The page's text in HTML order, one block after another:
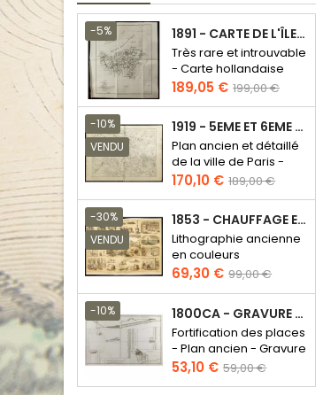
-5% 1891 - CARTE DE L'ÎLE DE BORNÉO
Très rare et introuvable
- Carte hollandaise
Prix
189,05 € Prix
de
base
199,00 €
-10%
VENDU
1919 - 5EME ET 6EME ARRONDISSEMENT DE PARIS
Plan ancien et détaillé
de la ville de Paris -
Odéon - Sorbonne
Prix
170,10 € Prix
de
base
189,00 €
-30%
VENDU
1853 - CHAUFFAGE ET ÉCLAIRAGE (LITHOGRAPHIE)
Lithographie ancienne
en couleurs
Prix
69,30 € Prix
de
base
99,00 €
-10% 1800CA - GRAVURE ARCHITECTURE MILITAIRE - ATTAQUE ET DÉFENSE
Fortification des places
- Plan ancien - Gravure
en taille douce
Prix
53,10 € Prix
de
59,00 €